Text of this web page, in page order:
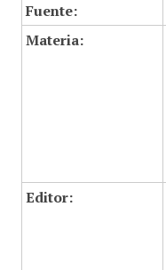
Fuente:
Materia:
Editor: